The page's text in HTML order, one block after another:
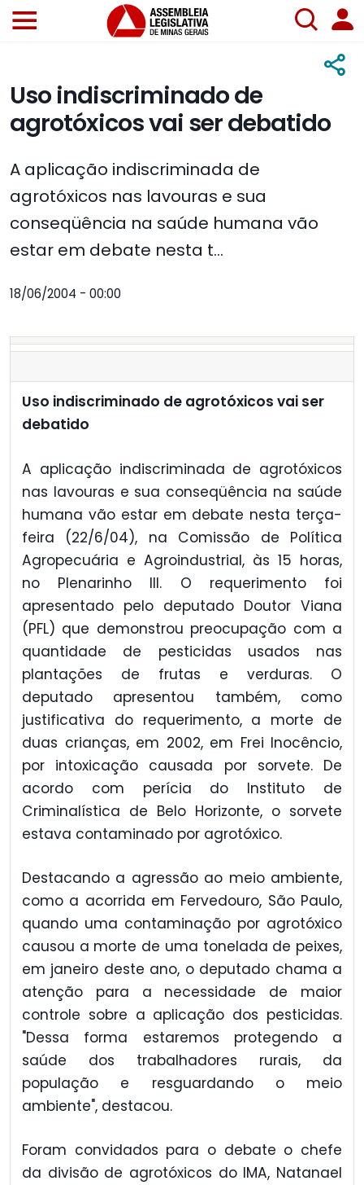
Uso indiscriminado de
agrotóxicos vai ser debatido
A aplicação indiscriminada de
agrotóxicos nas lavouras e sua
conseqüência na saúde humana vão
estar em debate nesta t...
18/06/2004 - 00:00
Uso indiscriminado de agrotóxicos vai ser
debatido
A aplicação indiscriminada de agrotóxicos
nas lavouras e sua conseqüência na saúde
humana vão estar em debate nesta terça-
feira (22/6/04), na Comissão de Política
Agropecuária e Agroindustrial, às 15 horas,
no Plenarinho III. O requerimento foi
apresentado pelo deputado Doutor Viana
(PFL) que demonstrou preocupação com a
quantidade de pesticidas usados nas
plantações de frutas e verduras. O
deputado apresentou também, como
justificativa do requerimento, a morte de
duas crianças, em 2002, em Frei Inocêncio,
por intoxicação causada por sorvete. De
acordo com perícia do Instituto de
Criminalística de Belo Horizonte, o sorvete
estava contaminado por agrotóxico.
Destacando a agressão ao meio ambiente,
como a acorrida em Fervedouro, São Paulo,
quando uma contaminação por agrotóxico
causou a morte de uma tonelada de peixes,
em janeiro deste ano, o deputado chama a
atenção para a necessidade de maior
controle sobre a aplicação dos pesticidas.
"Dessa forma estaremos protegendo a
saúde dos trabalhadores rurais, da
população e resguardando o meio
ambiente", destacou.
Foram convidados para o debate o chefe
da divisão de agrotóxicos do IMA, Natanael